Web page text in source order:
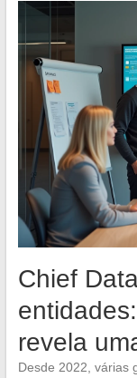
Chief
revela
Desde 2022, várias